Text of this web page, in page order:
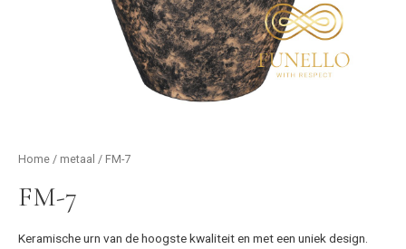
Home / metaal / FM-7
FM-7
Keramische urn van de hoogste kwaliteit en met een uniek design.